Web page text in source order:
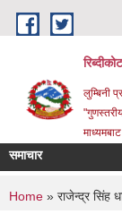
Skip to main content
लुम्बिनी
समाचार
You are
Home » राजेन्द्र सिंह